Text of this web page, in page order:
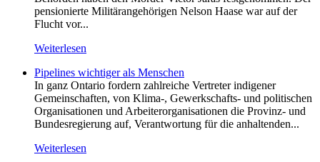
pensionierte Militärangehörigen Nelson Haase war auf der
Flucht vor...
Weiterlesen
Pipelines wichtiger als Menschen
In ganz Ontario fordern zahlreiche Vertreter indigener
Gemeinschaften, von Klima-, Gewerkschafts- und politischen
Organisationen und Arbeiterorganisationen die Provinz- und
Bundesregierung auf, Verantwortung für die anhaltenden...
Weiterlesen